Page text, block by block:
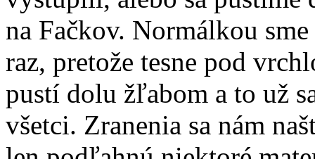
na Fačkov. Normálkou
raz, pretože tesne pod
pustí dolu žľabom a to už
všetci. Zranenia sa nám